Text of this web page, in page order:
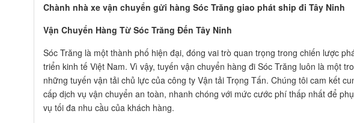
Chành nhà xe vận chuyển gửi hàng Sóc Trăng giao phát ship đi Tây Ninh
Vận Chuyển Hàng Từ Sóc Trăng Đến Tây Ninh
Sóc Trăng là một thành phố hiện đại, đóng vai trò quan trọng trong chiến lược
triển kinh tế Việt Nam. Vì vậy, tuyến vận chuyển hàng đi Sóc Trăng luôn là một
những tuyến vận tải chủ lực của công ty Vận tải Trọng Tấn. Chúng tôi cam kết
cấp dịch vụ vận chuyển an toàn, nhanh chóng với mức cước phí thấp nhất để
vụ tối đa nhu cầu của khách hàng.